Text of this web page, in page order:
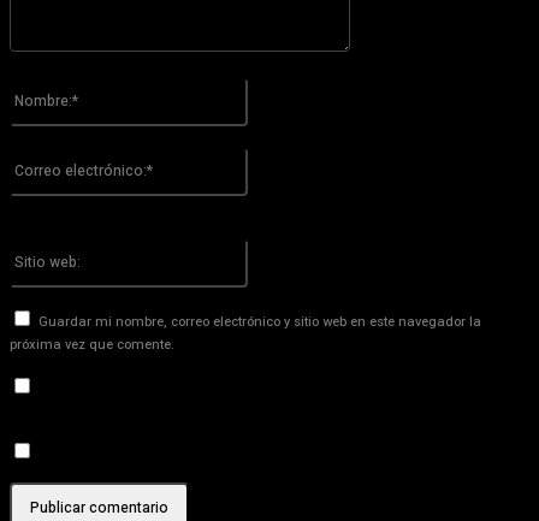
Nombre:*
Correo
Sitio
Guardar mi nombre, correo electrónico y sitio web en este navegador la
próxima vez que comente.